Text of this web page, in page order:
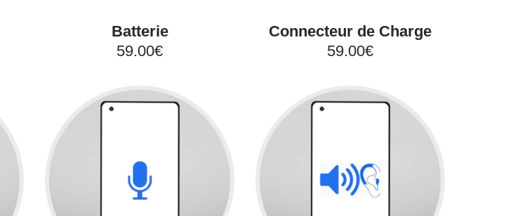
Batterie
59.00€
Connecteur de Charge
59.00€